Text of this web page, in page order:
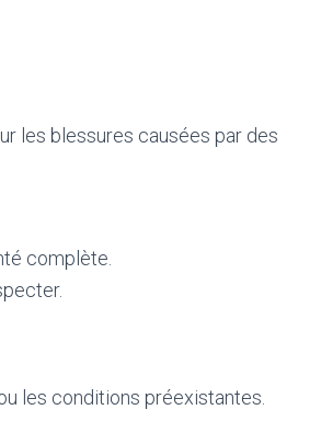
les blessures causées par des
complète.
les conditions préexistantes.